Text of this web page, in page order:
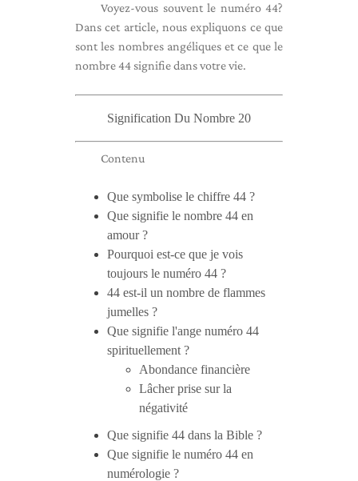
Voyez-vous souvent le numéro 44?
Dans cet article, nous expliquons ce que
sont les nombres angéliques et ce que le
nombre 44 signifie dans votre vie.
Signification Du Nombre 20
Contenu
Que symbolise le chiffre 44 ?
Que signifie le nombre 44 en
amour ?
Pourquoi est-ce que je vois
toujours le numéro 44 ?
44 est-il un nombre de flammes
jumelles ?
Que signifie l'ange numéro 44
spirituellement ?
Abondance financière
Lâcher prise sur la
négativité
Que signifie 44 dans la Bible ?
Que signifie le numéro 44 en
numérologie ?